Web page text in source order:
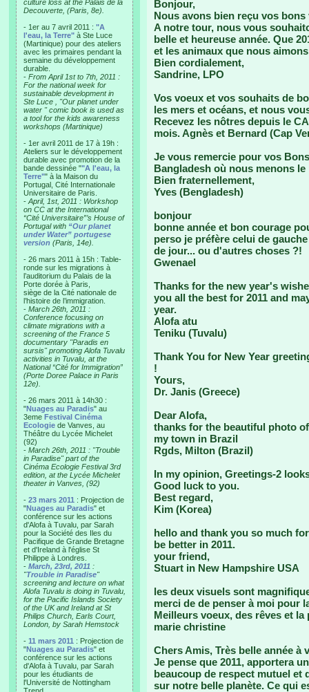
culture loss at the Palais de la
Decouverte, (Paris, 8e).
- 1er au 7 avril 2011 : "A
l'eau, la Terre" à Ste Luce
(Martinique) pour des ateliers
avec les primaires pendant la
semaine du développement
durable.
- From April 1st to 7th, 2011 :
For the national week for
sustainable development in
Ste Luce , "Our planet under
water " comic book is used as
a tool for the kids awareness
workshops (Martinique)
- 1er avril 2011 de 17 à 19h :
Ateliers sur le développement
durable avec promotion de la
bande dessinée ""A l'eau, la
Terre"" à la Maison du
Portugal, Cité Internationale
Universitaire de Paris.
- April, 1st, 2011 : Workshop
on CC at the International
“Cité Universitaire”’s House of
Portugal with “Our planet
under Water” portugese
version (Paris, 14e).
- 26 mars 2011 à 15h : Table-
ronde sur les migrations à
l’auditorium du Palais de la
Porte dorée à Paris,
siège de la Cité nationale de
l’histoire de l’immigration.
- March 26th, 2011 :
Conference focusing on
climate migrations with a
screening of the France 5
documentary "Paradis en
sursis" promoting Alofa Tuvalu
activities in Tuvalu, at the
National “Cité for Immigration”
(Porte Doree Palace in Paris
12e).
- 26 mars 2011 à 14h30 :
"Nuages au Paradis" au
3eme Festival Cinéma
Ecologie de Vanves, au
Théâtre du Lycée Michelet
(92)
- March 26th, 2011 : "Trouble
in Paradise" part of the
Cinéma Ecologie Festival 3rd
edition, at the Lycée Michelet
theater in Vanves, (92)
- 23 mars 2011 : Projection de
"Nuages au Paradis" et
conférence sur les actions
d'Alofa à Tuvalu, par Sarah
pour la Société des Iles du
Pacifique de Grande Bretagne
et d'Ireland à l'église St
Philippe à Londres.
- March, 23rd, 2011 :
"Trouble in Paradise"
screening and lecture on what
Alofa Tuvalu is doing in Tuvalu,
for the Pacific Islands Society
of the UK and Ireland at St
Philips Church, Earls Court,
London, by Sarah Hemstock
- 11 mars 2011 : Projection de
"Nuages au Paradis" et
conférence sur les actions
d'Alofa à Tuvalu, par Sarah
pour les étudiants de
l'Université de Nottingham
Bonjour,
Nous avons bien reçu vos
A notre tour, nous vous
belle et heureuse année. Que
et les animaux que nous
Bien cordialement,
Sandrine, LPO
Vos voeux et vos souhaits de
les mers et océans, et nous
Recevez les nôtres depuis le
mois. Agnès et Bernard (Cap
Je vous remercie pour vos
Bangladesh où nous menons le
Bien fraternellement,
Yves (Bengladesh)
bonjour
bonne année et bon courage
perso je préfère celui de
de jour... ou d'autres choses ?!
Gwenael
Thanks for the new year's
you all the best for 2011 and
year.
Alofa atu
Teniku (Tuvalu)
Thank You for New Year
!
Yours,
Dr. Janis (Greece)
Dear Alofa,
thanks for the beautiful photo
my town in Brazil
Rgds, Milton (Brazil)
In my opinion, Greetings-2
Good luck to you.
Best regard,
Kim (Korea)
hello and thank you so much
be better in 2011.
your friend,
Stuart in New Hampshire USA
les deux visuels sont
merci de de penser à moi pour
Meilleurs voeux, des rêves et la
marie christine
Chers Amis, Très belle année à
Je pense que 2011, apportera
beaucoup de respect mutuel et
sur notre belle planète. Ce qui